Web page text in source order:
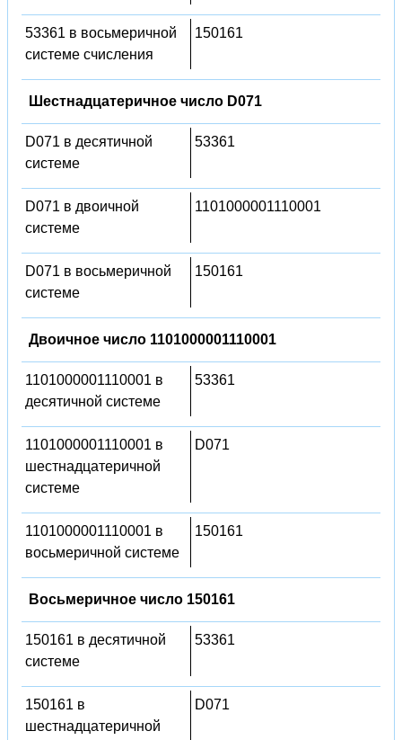
53361 в восьмеричной
системе счисления
150161
Шестнадцатеричное число D071
D071 в десятичной
системе
53361
D071 в двоичной
системе
1101000001110001
D071 в восьмеричной
системе
150161
Двоичное число 1101000001110001
1101000001110001 в
десятичной системе
53361
1101000001110001 в
шестнадцатеричной
системе
D071
1101000001110001 в
восьмеричной системе
150161
Восьмеричное число 150161
150161 в десятичной
системе
53361
150161 в
шестнадцатеричной
D071